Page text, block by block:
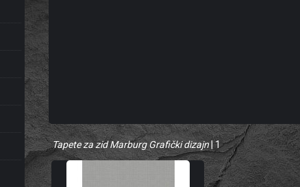
Tapete za zid Marburg Grafički dizajn | 1